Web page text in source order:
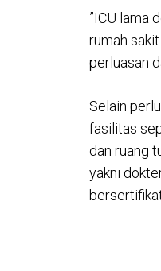
”ICU lama
rumah
perluasan
Selain
fasilitas
dan ruang
yakni